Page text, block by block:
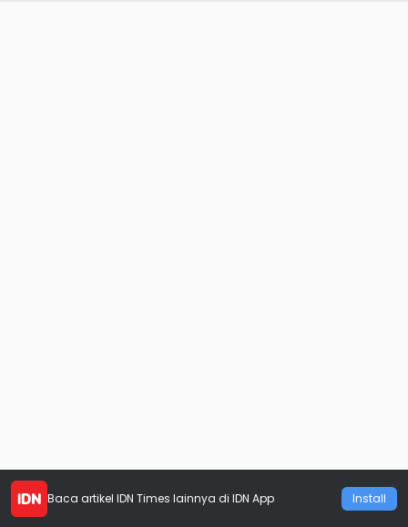
Baca artikel IDN Times lainnya di IDN App Install